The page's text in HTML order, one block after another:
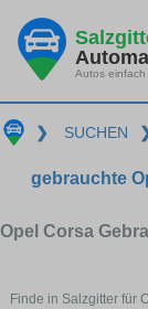
Autos einfach
❯ SUCHEN
gebrauchte
Opel Corsa
Finde in Salzgitter für